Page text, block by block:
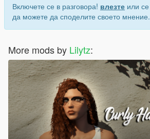
Включете се в разговора! влезте или се
да можете да споделите своето мнение.
More mods by Lilytz: